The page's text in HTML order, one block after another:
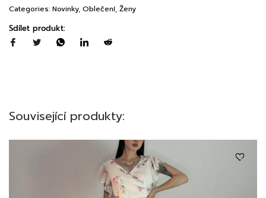
Categories: Novinky, Oblečení, Ženy
Sdílet produkt:
Související produkty: